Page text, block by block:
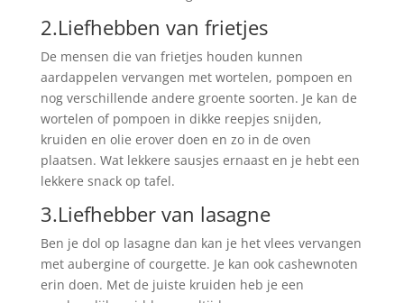
2.Liefhebben van frietjes
De mensen die van frietjes houden kunnen
aardappelen vervangen met wortelen, pompoen en
nog verschillende andere groente soorten. Je kan de
wortelen of pompoen in dikke reepjes snijden,
kruiden en olie erover doen en zo in de oven
plaatsen. Wat lekkere sausjes ernaast en je hebt een
lekkere snack op tafel.
3.Liefhebber van lasagne
Ben je dol op lasagne dan kan je het vlees vervangen
met aubergine of courgette. Je kan ook cashewnoten
erin doen. Met de juiste kruiden heb je een